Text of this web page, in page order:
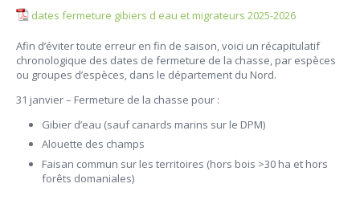
dates fermeture gibiers d eau et migrateurs 2025-2026
Afin d’éviter toute erreur en fin de saison, voici un récapitulatif
chronologique des dates de fermeture de la chasse, par espèces
ou groupes d’espèces, dans le département du Nord.
31 janvier – Fermeture de la chasse pour :
Gibier d’eau (sauf canards marins sur le DPM)
Alouette des champs
Faisan commun sur les territoires (hors bois >30 ha et hors
forêts domaniales)